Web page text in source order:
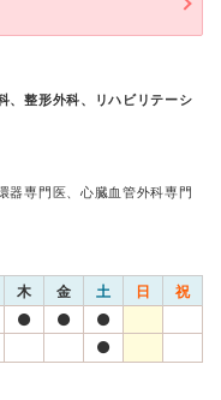
、整形外科、リハビリテーシ
器専門医、心臓血管外科専門
木 金 土 日 祝